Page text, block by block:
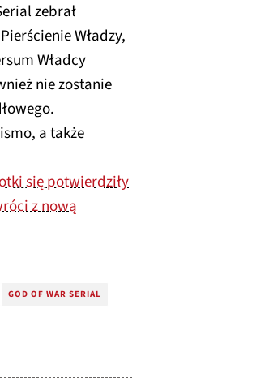
zebrał
Władzy,
Władcy
nie zostanie
a także
się potwierdziły
z nową
GOD OF WAR SERIAL